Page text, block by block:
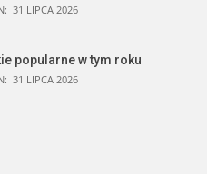
31 LIPCA 2026
popularne w tym roku
31 LIPCA 2026